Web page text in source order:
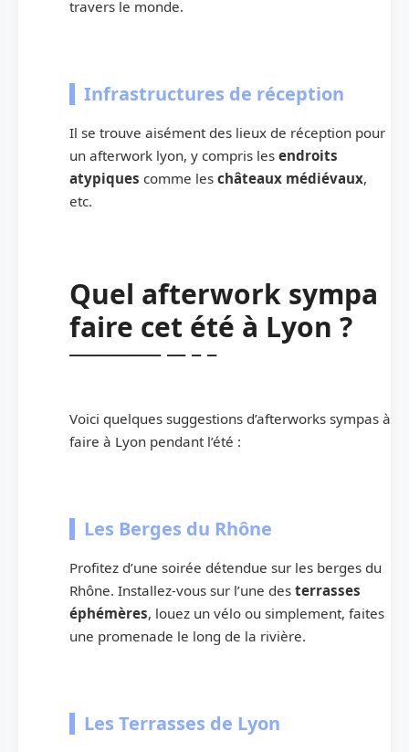
travers le monde.
Infrastructures de réception
Il se trouve aisément des lieux de réception pour
un afterwork lyon, y compris les endroits
atypiques comme les châteaux médiévaux,
etc.
Quel afterwork sympa
faire cet été à Lyon ?
Voici quelques suggestions d’afterworks sympas à
faire à Lyon pendant l’été :
Les Berges du Rhône
Profitez d’une soirée détendue sur les berges du
Rhône. Installez-vous sur l’une des terrasses
éphémères, louez un vélo ou simplement, faites
une promenade le long de la rivière.
Les Terrasses de Lyon